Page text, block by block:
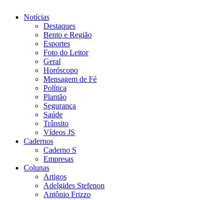
Notícias
Destaques
Bento e Região
Esportes
Foto do Leitor
Geral
Horóscopo
Mensagem de Fé
Política
Plantão
Segurança
Saúde
Trânsito
Vídeos JS
Cadernos
Caderno S
Empresas
Colunas
Artigos
Adelgides Stefenon
Antônio Frizzo